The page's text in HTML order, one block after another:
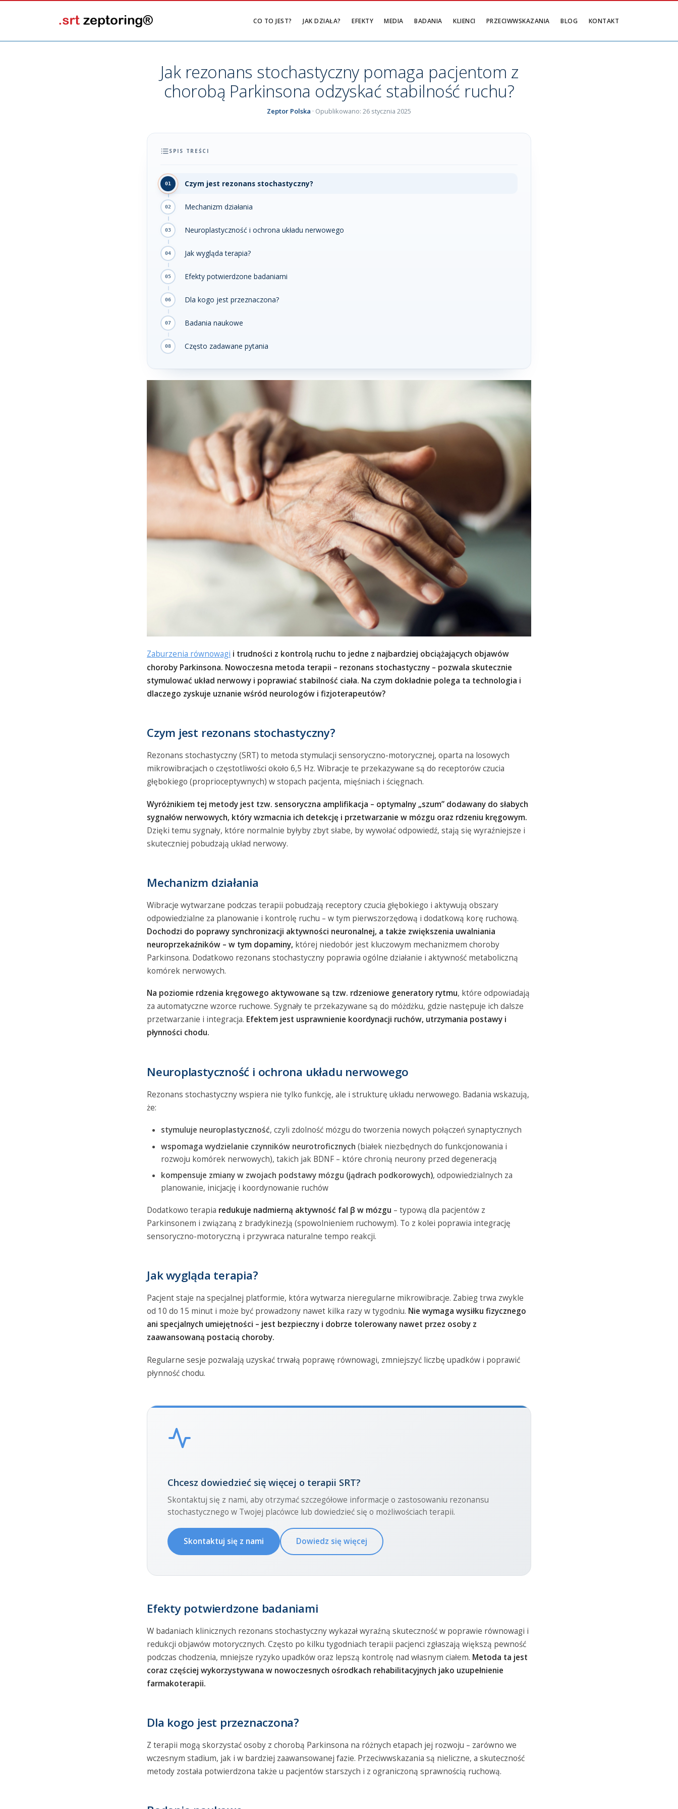
CO TO JEST? JAK DZIAŁA? EFEKTY MEDIA BADANIA KLIENCI PRZECIWWSKAZANIA BLOG KONTAKT
Jak rezonans stochastyczny pomaga pacjentom z
chorobą Parkinsona odzyskać stabilność ruchu?
Zeptor Polska · Opublikowano: 26 stycznia 2025
SPIS TREŚCI
Czym jest rezonans stochastyczny?
Mechanizm działania
Neuroplastyczność i ochrona układu nerwowego
Jak wygląda terapia?
Efekty potwierdzone badaniami
Dla kogo jest przeznaczona?
Badania naukowe
Często zadawane pytania
Zaburzenia równowagi i trudności z kontrolą ruchu to jedne z najbardziej obciążających objawów
choroby Parkinsona. Nowoczesna metoda terapii – rezonans stochastyczny – pozwala skutecznie
stymulować układ nerwowy i poprawiać stabilność ciała. Na czym dokładnie polega ta technologia i
dlaczego zyskuje uznanie wśród neurologów i fizjoterapeutów?
Czym jest rezonans stochastyczny?
Rezonans stochastyczny (SRT) to metoda stymulacji sensoryczno-motorycznej, oparta na losowych
mikrowibracjach o częstotliwości około 6,5 Hz. Wibracje te przekazywane są do receptorów czucia
głębokiego (proprioceptywnych) w stopach pacjenta, mięśniach i ścięgnach.
Wyróżnikiem tej metody jest tzw. sensoryczna amplifikacja – optymalny „szum” dodawany do słabych
sygnałów nerwowych, który wzmacnia ich detekcję i przetwarzanie w mózgu oraz rdzeniu kręgowym.
Dzięki temu sygnały, które normalnie byłyby zbyt słabe, by wywołać odpowiedź, stają się wyraźniejsze i
skuteczniej pobudzają układ nerwowy.
Mechanizm działania
Wibracje wytwarzane podczas terapii pobudzają receptory czucia głębokiego i aktywują obszary
odpowiedzialne za planowanie i kontrolę ruchu – w tym pierwszorzędową i dodatkową korę ruchową.
Dochodzi do poprawy synchronizacji aktywności neuronalnej, a także zwiększenia uwalniania
neuroprzekaźników – w tym dopaminy, której niedobór jest kluczowym mechanizmem choroby
Parkinsona. Dodatkowo rezonans stochastyczny poprawia ogólne działanie i aktywność metaboliczną
komórek nerwowych.
Na poziomie rdzenia kręgowego aktywowane są tzw. rdzeniowe generatory rytmu, które odpowiadają
za automatyczne wzorce ruchowe. Sygnały te przekazywane są do móżdżku, gdzie następuje ich dalsze
przetwarzanie i integracja. Efektem jest usprawnienie koordynacji ruchów, utrzymania postawy i
płynności chodu.
Neuroplastyczność i ochrona układu nerwowego
Rezonans stochastyczny wspiera nie tylko funkcję, ale i strukturę układu nerwowego. Badania wskazują,
że:
stymuluje neuroplastyczność, czyli zdolność mózgu do tworzenia nowych połączeń synaptycznych
wspomaga wydzielanie czynników neurotroficznych (białek niezbędnych do funkcjonowania i
rozwoju komórek nerwowych), takich jak BDNF – które chronią neurony przed degeneracją
kompensuje zmiany w zwojach podstawy mózgu (jądrach podkorowych), odpowiedzialnych za
planowanie, inicjację i koordynowanie ruchów
Dodatkowo terapia redukuje nadmierną aktywność fal β w mózgu – typową dla pacjentów z
Parkinsonem i związaną z bradykinezją (spowolnieniem ruchowym). To z kolei poprawia integrację
sensoryczno-motoryczną i przywraca naturalne tempo reakcji.
Jak wygląda terapia?
Pacjent staje na specjalnej platformie, która wytwarza nieregularne mikrowibracje. Zabieg trwa zwykle
od 10 do 15 minut i może być prowadzony nawet kilka razy w tygodniu. Nie wymaga wysiłku fizycznego
ani specjalnych umiejętności – jest bezpieczny i dobrze tolerowany nawet przez osoby z
zaawansowaną postacią choroby.
Regularne sesje pozwalają uzyskać trwałą poprawę równowagi, zmniejszyć liczbę upadków i poprawić
płynność chodu.
Chcesz dowiedzieć się więcej o terapii SRT?
Skontaktuj się z nami, aby otrzymać szczegółowe informacje o zastosowaniu rezonansu
stochastycznego w Twojej placówce lub dowiedzieć się o możliwościach terapii.
Skontaktuj się z nami Dowiedz się więcej
Efekty potwierdzone badaniami
W badaniach klinicznych rezonans stochastyczny wykazał wyraźną skuteczność w poprawie równowagi i
redukcji objawów motorycznych. Często po kilku tygodniach terapii pacjenci zgłaszają większą pewność
podczas chodzenia, mniejsze ryzyko upadków oraz lepszą kontrolę nad własnym ciałem. Metoda ta jest
coraz częściej wykorzystywana w nowoczesnych ośrodkach rehabilitacyjnych jako uzupełnienie
farmakoterapii.
Dla kogo jest przeznaczona?
Z terapii mogą skorzystać osoby z chorobą Parkinsona na różnych etapach jej rozwoju – zarówno we
wczesnym stadium, jak i w bardziej zaawansowanej fazie. Przeciwwskazania są nieliczne, a skuteczność
metody została potwierdzona także u pacjentów starszych i z ograniczoną sprawnością ruchową.